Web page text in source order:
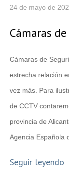
24 de mayo de
Cámaras
Cámaras de
estrecha relación
vez más. Para
de CCTV
provincia de
Agencia Española
Seguir leyendo